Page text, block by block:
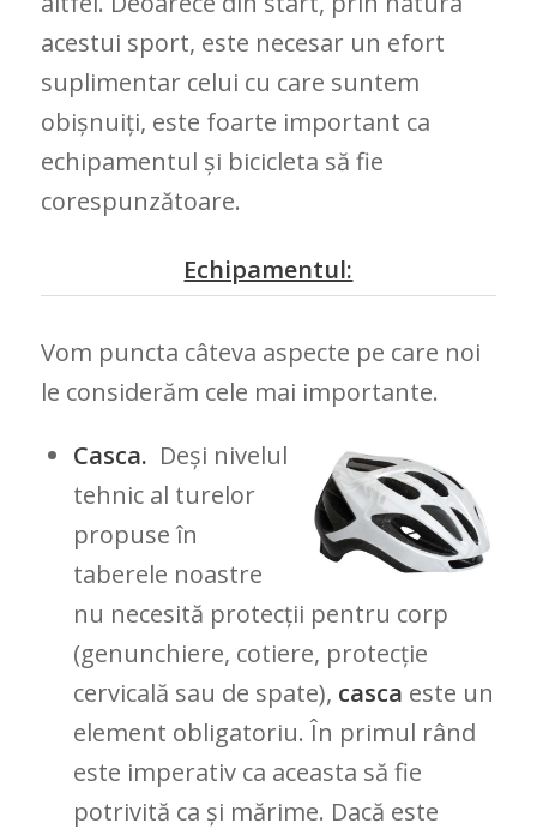
acestui sport, este necesar un efort
suplimentar celui cu care suntem
obișnuiți, este foarte important ca
echipamentul și bicicleta să fie
corespunzătoare.
Echipamentul:
Vom puncta câteva aspecte pe care noi
le considerăm cele mai importante.
Casca. Deși nivelul
tehnic al turelor
propuse în
taberele noastre
nu necesită protecții pentru corp
(genunchiere, cotiere, protecție
cervicală sau de spate), casca este un
element obligatoriu. În primul rând
este imperativ ca aceasta să fie
potrivită ca și mărime. Dacă este